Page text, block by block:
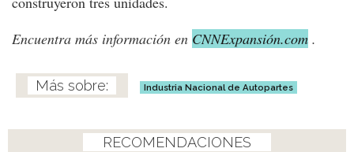
Encuentra más información en CNNExpansión.com .
Industria Nacional de Autopartes
RECOMENDACIONES